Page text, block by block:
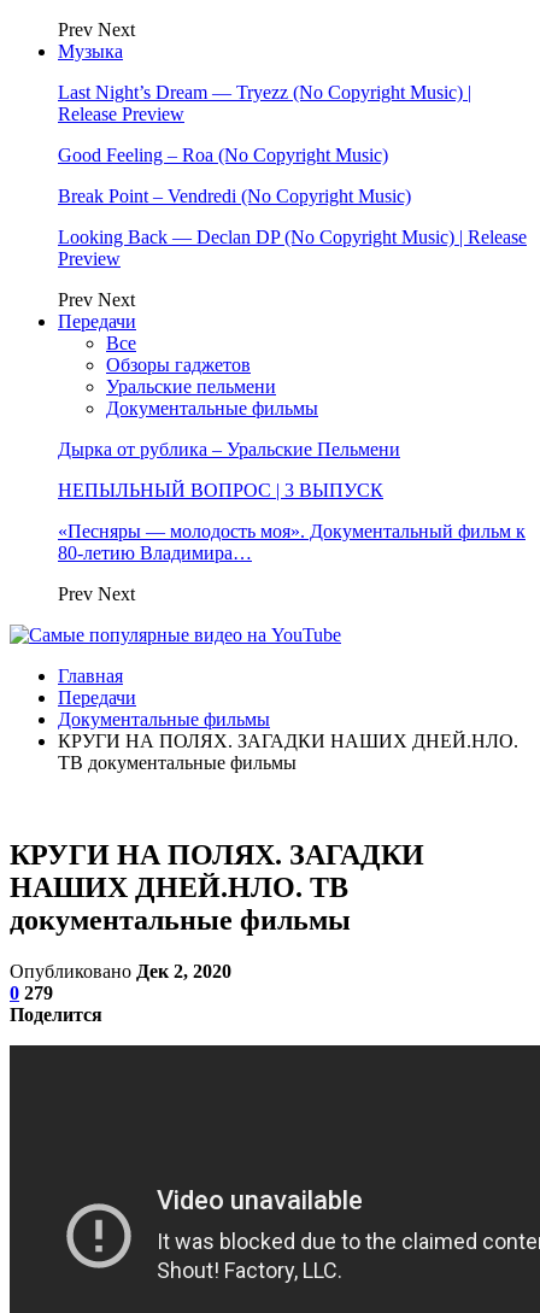
Prev Next
Музыка
Last Night’s Dream — Tryezz (No Copyright Music) |
Release Preview
Good Feeling – Roa (No Copyright Music)
Break Point – Vendredi (No Copyright Music)
Looking Back — Declan DP (No Copyright Music) | Release
Preview
Prev Next
Передачи
Все
Обзоры гаджетов
Уральские пельмени
Документальные фильмы
Дырка от рублика – Уральские Пельмени
НЕПЫЛЬНЫЙ ВОПРОС | 3 ВЫПУСК
«Песняры — молодость моя». Документальный фильм к
80-летию Владимира…
Prev Next
Главная
Передачи
Документальные фильмы
КРУГИ НА ПОЛЯХ. ЗАГАДКИ НАШИХ ДНЕЙ.НЛО.
ТВ документальные фильмы
КРУГИ НА ПОЛЯХ. ЗАГАДКИ
НАШИХ ДНЕЙ.НЛО. ТВ
документальные фильмы
Опубликовано Дек 2, 2020
0 279
Поделится